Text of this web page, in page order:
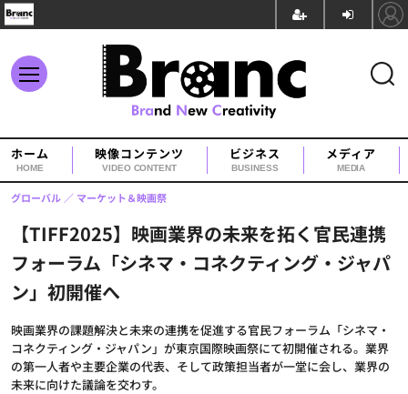
ホーム
HOME
映像コンテンツ
VIDEO CONTENT
ビジネス
BUSINESS
メディア
MEDIA
【TIFF2025】映画業界の未来を拓く官民連携
フォーラム「シネマ・コネクティング・ジャパ
ン」初開催へ
映画業界の課題解決と未来の連携を促進する官民フォーラム「シネマ・
コネクティング・ジャパン」が東京国際映画祭にて初開催される。業界
の第一人者や主要企業の代表、そして政策担当者が一堂に会し、業界の
未来に向けた議論を交わす。
グローバル マーケット＆映画祭